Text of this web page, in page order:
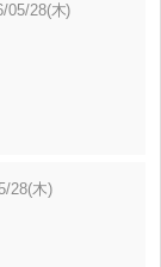
05/28(木)
28(木)